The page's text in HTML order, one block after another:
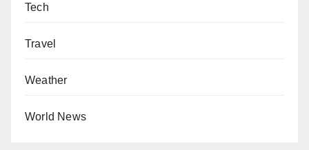
Tech
Travel
Weather
World News